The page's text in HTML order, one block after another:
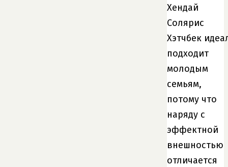
Хендай
Солярис
Хэтчбек
подходит
молодым
семьям,
потому что
наряду с
эффектной
внешностью
отличается